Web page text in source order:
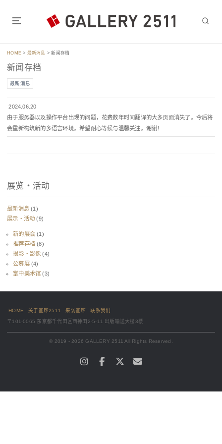
HOME > 最新消息 >新闻存档
新闻存档
最新消息
2024.06.20
由于服务器以及操作平台出现的问题，花费数年时间翻译的大多页面消失了。今后将
会重新构筑新的多语言环境。希望耐心等候与温馨关注。谢谢！
展览・活动
最新消息 (1)
展示・活动 (9)
新的展会 (1)
推荐存档 (8)
摄影・影像 (4)
公募展(4)
掌中美术馆 (3)
HOME 关于画廊2511 来访画廊
联系我们
〒101-0065 东京都千代田区西神田2-5-11 出版输送大楼3楼
© 2019 - 2026 GALLERY 2511 All Rights Reserved.